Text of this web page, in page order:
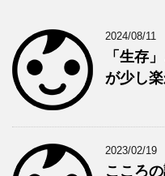
2024/08/11
「生存
が少し
2023/02/19
こころ